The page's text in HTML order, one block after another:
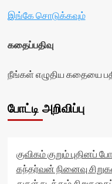
இங்கே சொடுக்கவும்
கதைப்பதிவு
நீங்கள் எழுதிய கதையை
போட்டி அறிவிப்பு
குவிகம் குறும் புதினப்
கந்தர்வன் நினைவு